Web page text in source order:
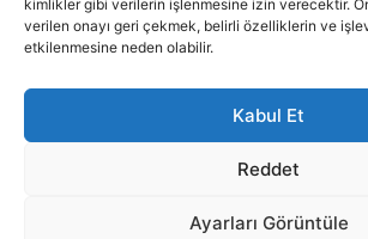
kimlikler gibi verilerin işlenmesine izin verecektir.
verilen onayı geri çekmek, belirli özelliklerin ve
etkilenmesine neden olabilir.
Kabul Et
Reddet
Ayarları Görüntüle
içeriğin hakları Sigortamedya Yayıncılık
basılı ya da elektronik bir ortamda, kaynak
e-Mail Adresimiz: